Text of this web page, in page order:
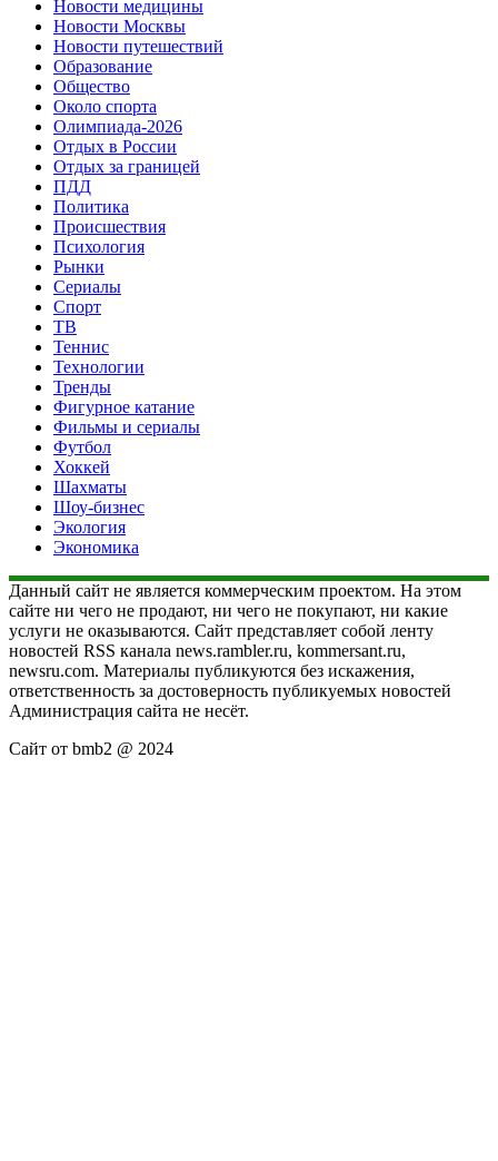
Новости медицины
Новости Москвы
Новости путешествий
Образование
Общество
Около спорта
Олимпиада-2026
Отдых в России
Отдых за границей
ПДД
Политика
Происшествия
Психология
Рынки
Сериалы
Спорт
ТВ
Теннис
Технологии
Тренды
Фигурное катание
Фильмы и сериалы
Футбол
Хоккей
Шахматы
Шоу-бизнес
Экология
Экономика
Данный сайт не является коммерческим проектом. На этом
сайте ни чего не продают, ни чего не покупают, ни какие
услуги не оказываются. Сайт представляет собой ленту
новостей RSS канала news.rambler.ru, kommersant.ru,
newsru.com. Материалы публикуются без искажения,
ответственность за достоверность публикуемых новостей
Администрация сайта не несёт.
Сайт от bmb2 @ 2024